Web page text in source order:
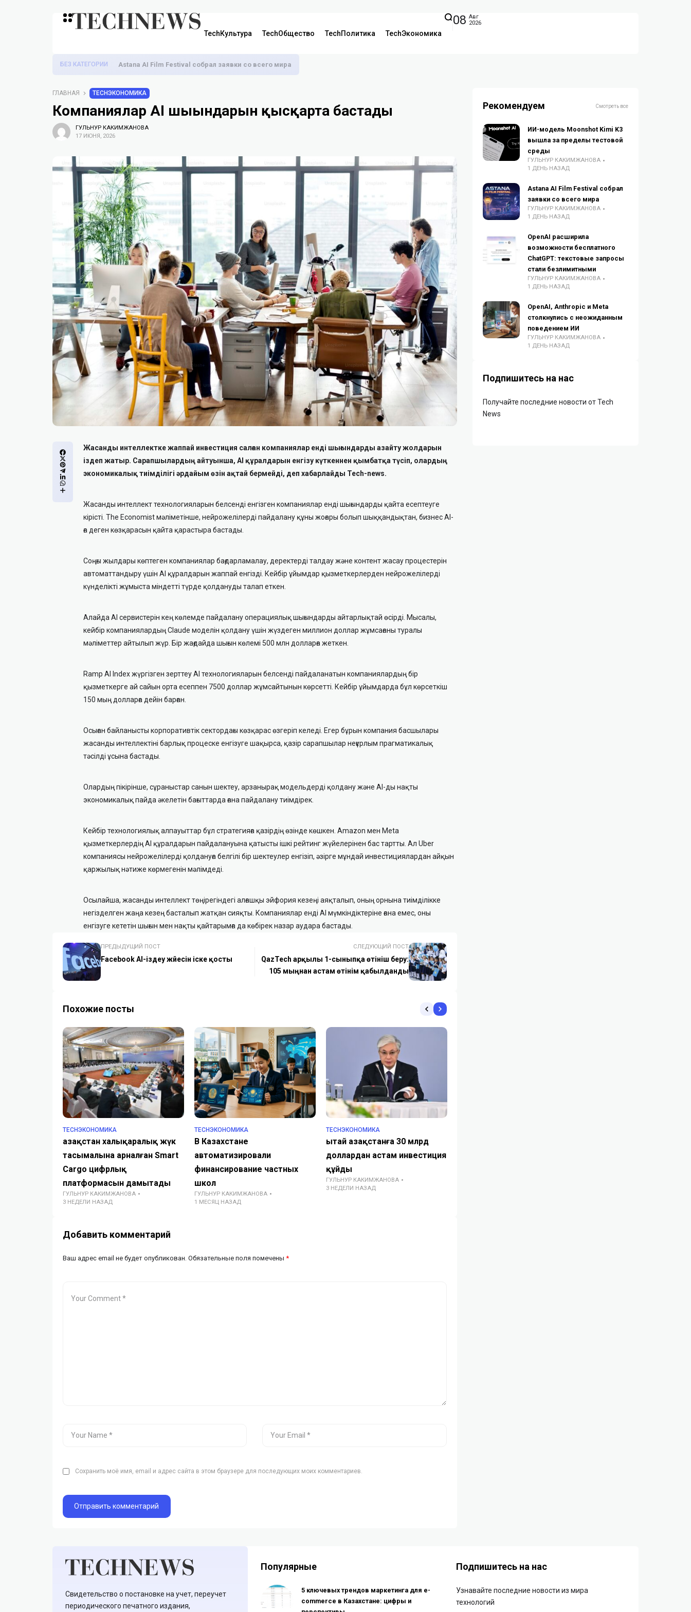
TechКультура TechОбщество TechПолитика TechЭкономика
08 Авг
2026
БЕЗ КАТЕГОРИИ Astana AI Film Festival собрал заявки со всего мира
ГЛАВНАЯ TECHЭКОНОМИКА
Компаниялар AI шығындарын қысқарта бастады
ГУЛЬНУР КАКИМЖАНОВА
17 ИЮНЯ, 2026
Жасанды интеллектке жаппай инвестиция салған компаниялар енді шығындарды азайту жолдарын
іздеп жатыр. Сарапшылардың айтуынша, AI құралдарын енгізу күткеннен қымбатқа түсіп, олардың
экономикалық тиімділігі әрдайым өзін ақтай бермейді, деп хабарлайды Tech-news.
Жасанды интеллект технологияларын белсенді енгізген компаниялар енді шығындарды қайта есептеуге
кірісті. The Economist мәліметінше, нейрожелілерді пайдалану құны жоғары болып шыққандықтан, бизнес AI-
ға деген көзқарасын қайта қарастыра бастады.
Соңғы жылдары көптеген компаниялар бағдарламалау, деректерді талдау және контент жасау процестерін
автоматтандыру үшін AI құралдарын жаппай енгізді. Кейбір ұйымдар қызметкерлерден нейрожелілерді
күнделікті жұмыста міндетті түрде қолдануды талап еткен.
Алайда AI сервистерін кең көлемде пайдалану операциялық шығындарды айтарлықтай өсірді. Мысалы,
кейбір компаниялардың Claude моделін қолдану үшін жүздеген миллион доллар жұмсағаны туралы
мәліметтер айтылып жүр. Бір жағдайда шығын көлемі 500 млн долларға жеткен.
Ramp AI Index жүргізген зерттеу AI технологияларын белсенді пайдаланатын компаниялардың бір
қызметкерге ай сайын орта есеппен 7500 доллар жұмсайтынын көрсетті. Кейбір ұйымдарда бұл көрсеткіш
150 мың долларға дейін барған.
Осыған байланысты корпоративтік сектордағы көзқарас өзгеріп келеді. Егер бұрын компания басшылары
жасанды интеллектіні барлық процеске енгізуге шақырса, қазір сарапшылар неғұрлым прагматикалық
тәсілді ұсына бастады.
Олардың пікірінше, сұраныстар санын шектеу, арзанырақ модельдерді қолдану және AI-ды нақты
экономикалық пайда әкелетін бағыттарда ғана пайдалану тиімдірек.
Кейбір технологиялық алпауыттар бұл стратегияға қазірдің өзінде көшкен. Amazon мен Meta
қызметкерлердің AI құралдарын пайдалануына қатысты ішкі рейтинг жүйелерінен бас тартты. Ал Uber
компаниясы нейрожелілерді қолдануға белгілі бір шектеулер енгізіп, әзірге мұндай инвестициялардан айқын
қаржылық нәтиже көрмегенін мәлімдеді.
Осылайша, жасанды интеллект төңірегіндегі алғашқы эйфория кезеңі аяқталып, оның орнына тиімділікке
негізделген жаңа кезең басталып жатқан сияқты. Компаниялар енді AI мүмкіндіктеріне ғана емес, оны
енгізуге кететін шығын мен нақты қайтарымға да көбірек назар аудара бастады.
ПРЕДЫДУЩИЙ ПОСТ
Facebook AI-іздеу жүйесін іске қосты
СЛЕДУЮЩИЙ ПОСТ
QazTech арқылы 1-сыныпқа өтініш беру:
105 мыңнан астам өтінім қабылданды
Похожие посты
TECHЭКОНОМИКА
Қазақстан халықаралық жүк
тасымалына арналған Smart
Cargo цифрлық
платформасын дамытады
ГУЛЬНУР КАКИМЖАНОВА
3 НЕДЕЛИ НАЗАД
TECHЭКОНОМИКА
В Казахстане
автоматизировали
финансирование частных
школ
ГУЛЬНУР КАКИМЖАНОВА
1 МЕСЯЦ НАЗАД
TECHЭКОНОМИКА
Қытай Қазақстанға 30 млрд
доллардан астам инвестиция
құйды
ГУЛЬНУР КАКИМЖАНОВА
3 НЕДЕЛИ НАЗАД
Добавить комментарий
Ваш адрес email не будет опубликован. Обязательные поля помечены *
Сохранить моё имя, email и адрес сайта в этом браузере для последующих моих комментариев.
Рекомендуем Смотреть все
ИИ-модель Moonshot Kimi K3
вышла за пределы тестовой
среды
ГУЛЬНУР КАКИМЖАНОВА
1 ДЕНЬ НАЗАД
Astana AI Film Festival собрал
заявки со всего мира
ГУЛЬНУР КАКИМЖАНОВА
1 ДЕНЬ НАЗАД
OpenAI расширила
возможности бесплатного
ChatGPT: текстовые запросы
стали безлимитными
ГУЛЬНУР КАКИМЖАНОВА
1 ДЕНЬ НАЗАД
OpenAI, Anthropic и Meta
столкнулись с неожиданным
поведением ИИ
ГУЛЬНУР КАКИМЖАНОВА
1 ДЕНЬ НАЗАД
Подпишитесь на нас
Получайте последние новости от Tech
News
Свидетельство о постановке на учет, переучет
периодического печатного издания,
Популярные
5 ключевых трендов маркетинга для e-
commerce в Казахстане: цифры и
Подпишитесь на нас
Узнавайте последние новости из мира
технологий